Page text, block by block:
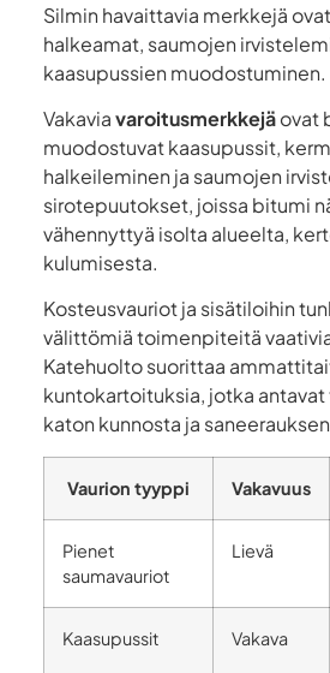
Silmin havaittavia merkkejä
halkeamat, saumojen
kaasupussien muodostuminen.
Vakaviavaroitusmerkkejäovat
muodostuvat kaasupussit,
halkeileminen ja saumojen
sirotepuutokset, joissa bitumi
vähennyttyä isolta alueelta,
kulumisesta.
Kosteusvauriot ja sisätiloihin
välittömiä toimenpiteitä
Katehuolto suorittaa
kuntokartoituksia, jotka antavat
katon kunnosta ja
Vaurion tyyppi Vakavuus
Pienet
saumavauriot
Lievä
Kaasupussit Vakava